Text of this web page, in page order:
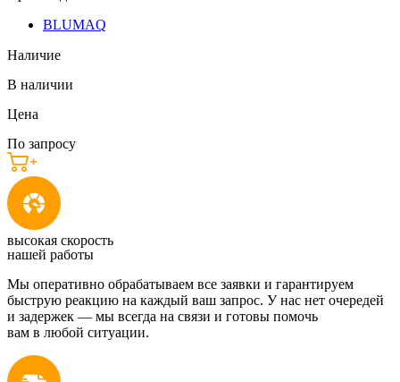
BLUMAQ
Наличие
В наличии
Цена
По запросу
высокая скорость
нашей работы
Мы оперативно обрабатываем все заявки и гарантируем
быструю реакцию на каждый ваш запрос. У нас нет очередей
и задержек — мы всегда на связи и готовы помочь
вам в любой ситуации.